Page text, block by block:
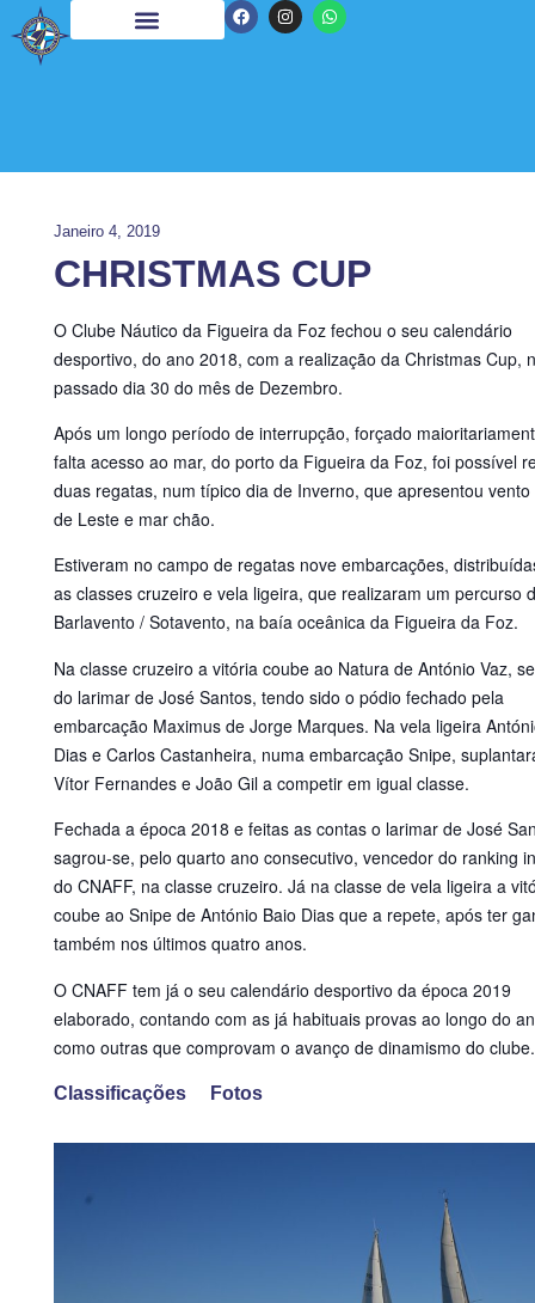
Janeiro 4, 2019
CHRISTMAS CUP
O Clube Náutico da Figueira da Foz fechou o seu calendário
desportivo, do ano 2018, com a realização da Christmas Cup,
passado dia 30 do mês de Dezembro.
Após um longo período de interrupção, forçado
falta acesso ao mar, do porto da Figueira da Foz, foi possível
duas regatas, num típico dia de Inverno, que apresentou vento
de Leste e mar chão.
Estiveram no campo de regatas nove embarcações,
as classes cruzeiro e vela ligeira, que realizaram um percurso
Barlavento / Sotavento, na baía oceânica da Figueira da Foz.
Na classe cruzeiro a vitória coube ao Natura de António Vaz,
do larimar de José Santos, tendo sido o pódio fechado pela
embarcação Maximus de Jorge Marques. Na vela ligeira
Dias e Carlos Castanheira, numa embarcação Snipe,
Vítor Fernandes e João Gil a competir em igual classe.
Fechada a época 2018 e feitas as contas o larimar de José
sagrou-se, pelo quarto ano consecutivo, vencedor do ranking
do CNAFF, na classe cruzeiro. Já na classe de vela ligeira a
coube ao Snipe de António Baio Dias que a repete, após ter
também nos últimos quatro anos.
O CNAFF tem já o seu calendário desportivo da época 2019
elaborado, contando com as já habituais provas ao longo do
como outras que comprovam o avanço de dinamismo do clube.
Classificações Fotos